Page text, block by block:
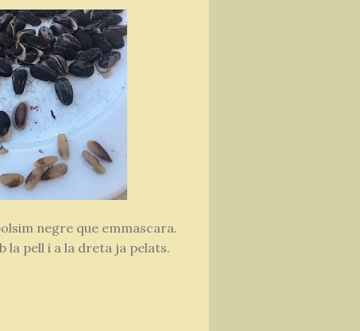
negre que emmascara.
la pell i a la dreta ja pelats.